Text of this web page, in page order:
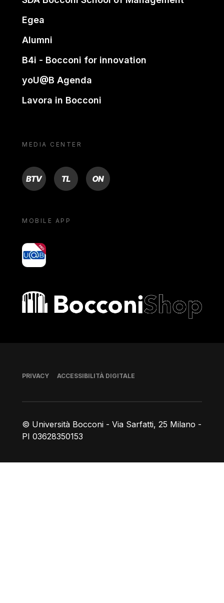
Egea
Alumni
B4i - Bocconi for innovation
yoU@B Agenda
Lavora in Bocconi
MEDIA CENTER
BTV TL ON
MOBILE APP
yoU@B
Bocconi shop
© Università Bocconi - Via Sarfatti, 25 Milano -
PI 03628350153
Piè di pagina
PRIVACY ACCESSIBILITÀ DIGITALE